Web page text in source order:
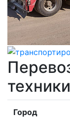
Город